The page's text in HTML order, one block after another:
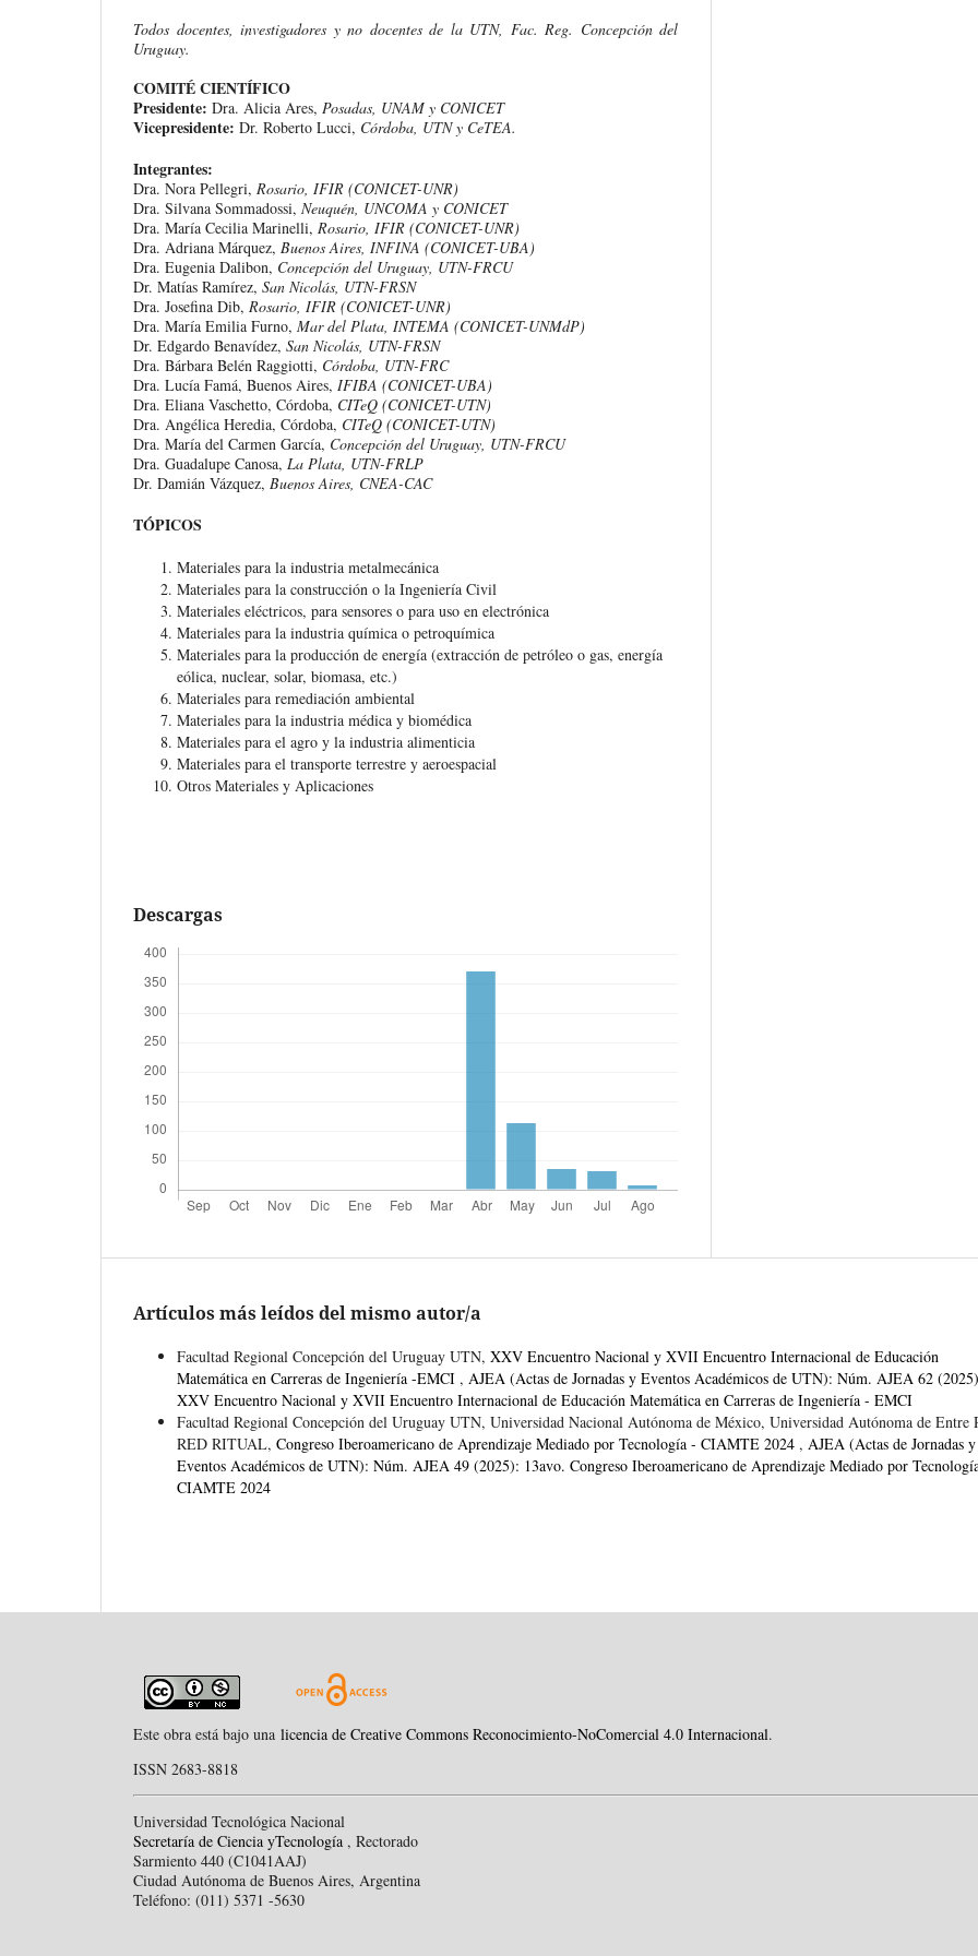
Todos docentes, investigadores y no docentes de la UTN, Fac. Reg. Concepción del
Uruguay.
COMITÉ CIENTÍFICO
Presidente: Dra. Alicia Ares, Posadas, UNAM y CONICET
Vicepresidente: Dr. Roberto Lucci, Córdoba, UTN y CeTEA.
Integrantes:
Dra. Nora Pellegri, Rosario, IFIR (CONICET-UNR)
Dra. Silvana Sommadossi, Neuquén, UNCOMA y CONICET
Dra. María Cecilia Marinelli, Rosario, IFIR (CONICET-UNR)
Dra. Adriana Márquez, Buenos Aires, INFINA (CONICET-UBA)
Dra. Eugenia Dalibon, Concepción del Uruguay, UTN-FRCU
Dr. Matías Ramírez, San Nicolás, UTN-FRSN
Dra. Josefina Dib, Rosario, IFIR (CONICET-UNR)
Dra. María Emilia Furno, Mar del Plata, INTEMA (CONICET-UNMdP)
Dr. Edgardo Benavídez, San Nicolás, UTN-FRSN
Dra. Bárbara Belén Raggiotti, Córdoba, UTN-FRC
Dra. Lucía Famá, Buenos Aires, IFIBA (CONICET-UBA)
Dra. Eliana Vaschetto, Córdoba, CITeQ (CONICET-UTN)
Dra. Angélica Heredia, Córdoba, CITeQ (CONICET-UTN)
Dra. María del Carmen García, Concepción del Uruguay, UTN-FRCU
Dra. Guadalupe Canosa, La Plata, UTN-FRLP
Dr. Damián Vázquez, Buenos Aires, CNEA-CAC
TÓPICOS
Materiales para la industria metalmecánica
Materiales para la construcción o la Ingeniería Civil
Materiales eléctricos, para sensores o para uso en electrónica
Materiales para la industria química o petroquímica
Materiales para la producción de energía (extracción de petróleo o gas, energía
eólica, nuclear, solar, biomasa, etc.)
Materiales para remediación ambiental
Materiales para la industria médica y biomédica
Materiales para el agro y la industria alimenticia
Materiales para el transporte terrestre y aeroespacial
Otros Materiales y Aplicaciones
Descargas
Artículos más leídos del mismo autor/a
Facultad Regional Concepción del Uruguay UTN, XXV Encuentro Nacional y XVII Encuentro Internacional de Educación
Matemática en Carreras de Ingeniería -EMCI , AJEA (Actas de Jornadas y Eventos Académicos de UTN): Núm. AJEA 62
XXV Encuentro Nacional y XVII Encuentro Internacional de Educación Matemática en Carreras de Ingeniería - EMCI
Facultad Regional Concepción del Uruguay UTN, Universidad Nacional Autónoma de México, Universidad Autónoma de Entre
RED RITUAL, Congreso Iberoamericano de Aprendizaje Mediado por Tecnología - CIAMTE 2024 , AJEA (Actas de Jornadas y
Eventos Académicos de UTN): Núm. AJEA 49 (2025): 13avo. Congreso Iberoamericano de Aprendizaje Mediado por
CIAMTE 2024
Este obra está bajo una licencia de Creative Commons Reconocimiento-NoComercial 4.0 Internacional.
ISSN 2683-8818
Universidad Tecnológica Nacional
Secretaría de Ciencia yTecnología , Rectorado
Sarmiento 440 (C1041AAJ)
Ciudad Autónoma de Buenos Aires, Argentina
Teléfono: (011) 5371 -5630